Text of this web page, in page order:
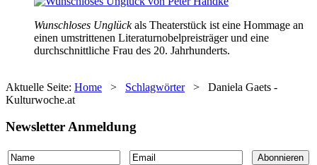
Wunschloses Unglückals Theaterstück ist eine Hommage an
einen umstrittenen Literaturnobelpreisträger und eine
durchschnittliche Frau des 20. Jahrhunderts.
Aktuelle Seite: Home > Schlagwörter > Daniela Gaets -
Kulturwoche.at
Newsletter Anmeldung